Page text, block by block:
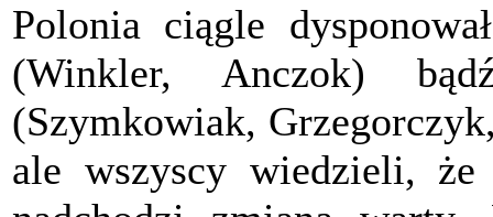
Polonia ciągle
(Winkler, Anczok)
(Szymkowiak,
ale wszyscy wiedzieli,